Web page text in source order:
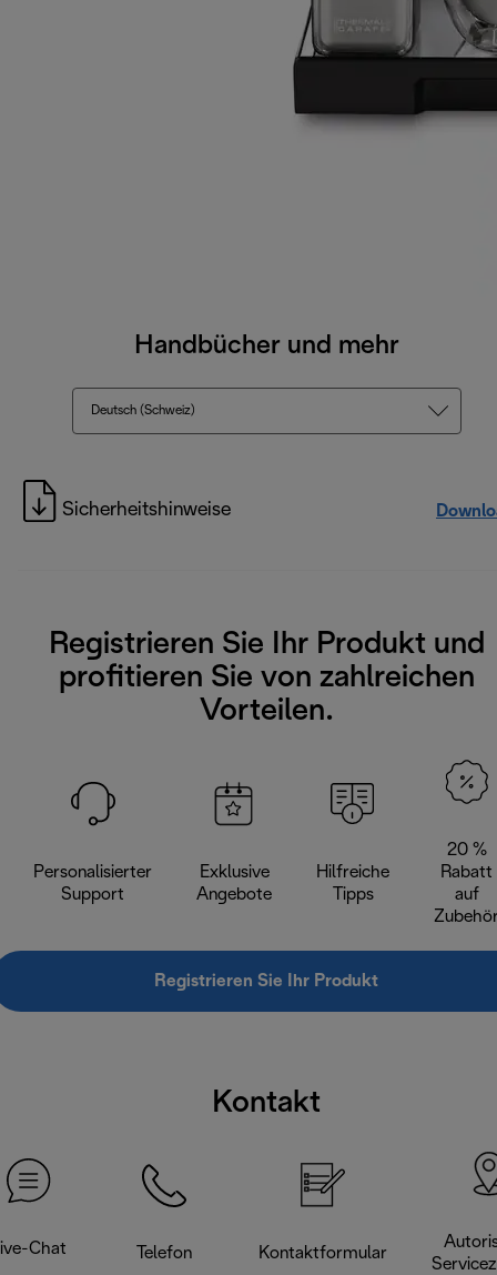
Handbücher und mehr
Deutsch (Schweiz)
Sicherheitshinweise
Registrieren Sie Ihr Produkt und
profitieren Sie von zahlreichen
Vorteilen.
Personalisierter
Support
Exklusive
Angebote
Hilfreiche
Tipps
20 %
Rabatt
auf
Registrieren Sie Ihr Produkt
Kontakt
Chat Telefon Kontaktformular